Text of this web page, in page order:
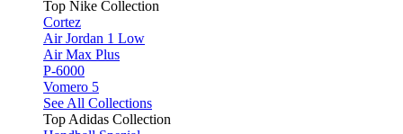
Top Nike Collection
Cortez
Air Jordan 1 Low
Air Max Plus
P-6000
Vomero 5
See All Collections
Top Adidas Collection